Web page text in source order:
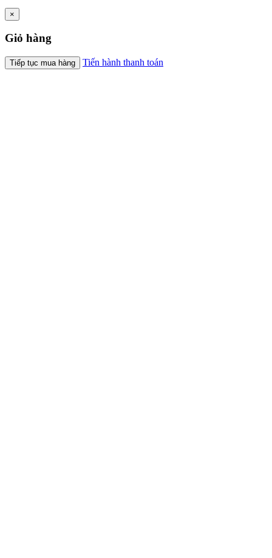
×
Giỏ hàng
Tiếp tục mua hàng Tiến hành thanh toán